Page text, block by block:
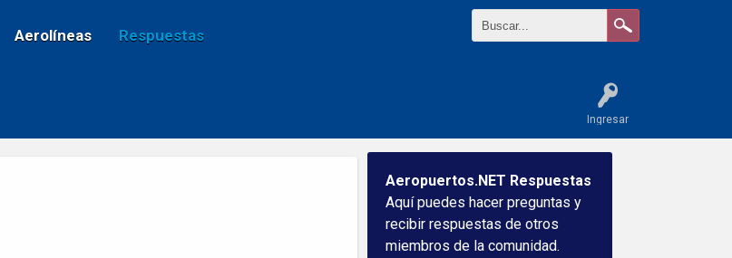
Aerolíneas Respuestas
Ingresar
Aeropuertos.NET Respuestas
Aquí puedes hacer preguntas y
recibir respuestas de otros
miembros de la comunidad.